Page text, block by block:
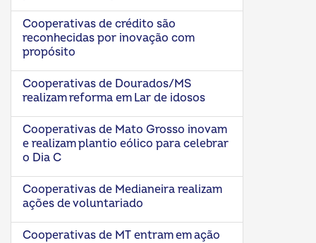
Cooperativas de crédito são
reconhecidas por inovação com
propósito
Cooperativas de Dourados/MS
realizam reforma em Lar de idosos
Cooperativas de Mato Grosso inovam
e realizam plantio eólico para celebrar
o Dia C
Cooperativas de Medianeira realizam
ações de voluntariado
Cooperativas de MT entram em ação